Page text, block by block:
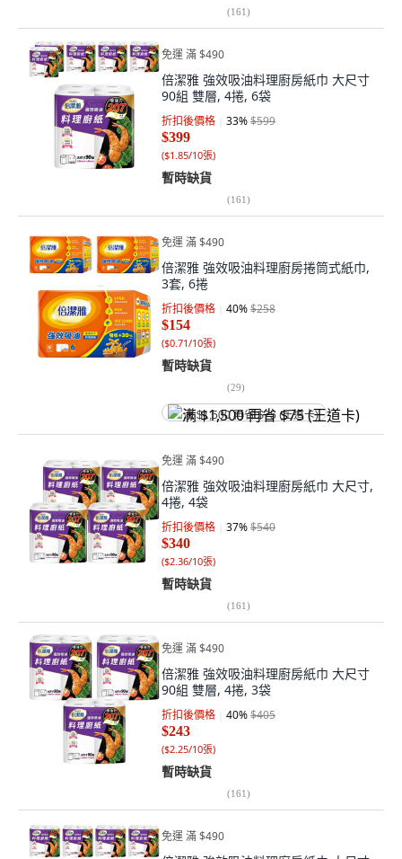
(161)
免運 滿 $490
倍潔雅 強效吸油料理廚房紙巾 大尺寸
90組 雙層, 4捲, 6袋
折扣後價格 33%$599
$399
($1.85/10張)
暫時缺貨
(161)
免運 滿 $490
倍潔雅 強效吸油料理廚房捲筒式紙巾,
3套, 6捲
折扣後價格 40%$258
$154
($0.71/10張)
暫時缺貨
(29)
满 $1,500 再省 $75 (王道卡)
免運 滿 $490
倍潔雅 強效吸油料理廚房紙巾 大尺寸,
4捲, 4袋
折扣後價格 37%$540
$340
($2.36/10張)
暫時缺貨
(161)
免運 滿 $490
倍潔雅 強效吸油料理廚房紙巾 大尺寸
90組 雙層, 4捲, 3袋
折扣後價格 40%$405
$243
($2.25/10張)
暫時缺貨
(161)
免運 滿 $490